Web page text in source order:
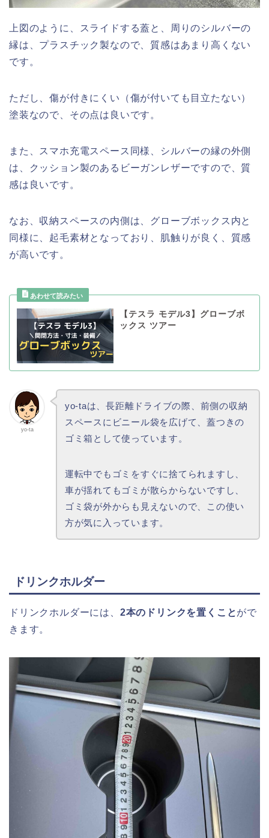
上図のように、スライドする蓋と、周りのシルバーの
縁は、プラスチック製なので、質感はあまり高くない
です。
ただし、傷が付きにくい（傷が付いても目立たない）
塗装なので、その点は良いです。
また、スマホ充電スペース同様、シルバーの縁の外側
は、クッション製のあるビーガンレザーですので、質
感は良いです。
なお、収納スペースの内側は、グローブボックス内と
同様に、起毛素材となっており、肌触りが良く、質感
が高いです。
【テスラ モデル3】グローブボ
ックス ツアー
yo-ta
yo-taは、長距離ドライブの際、前側の収納
スペースにビニール袋を広げて、蓋つきの
ゴミ箱として使っています。
運転中でもゴミをすぐに捨てられますし、
車が揺れてもゴミが散らからないですし、
ゴミ袋が外からも見えないので、この使い
方が気に入っています。
ドリンクホルダー
ドリンクホルダーには、 2本のドリンクを置くことがで
きます。